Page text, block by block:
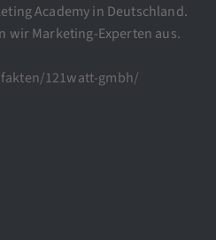
Academy in Deutschland.
wir Marketing-Experten aus.
121watt-gmbh/